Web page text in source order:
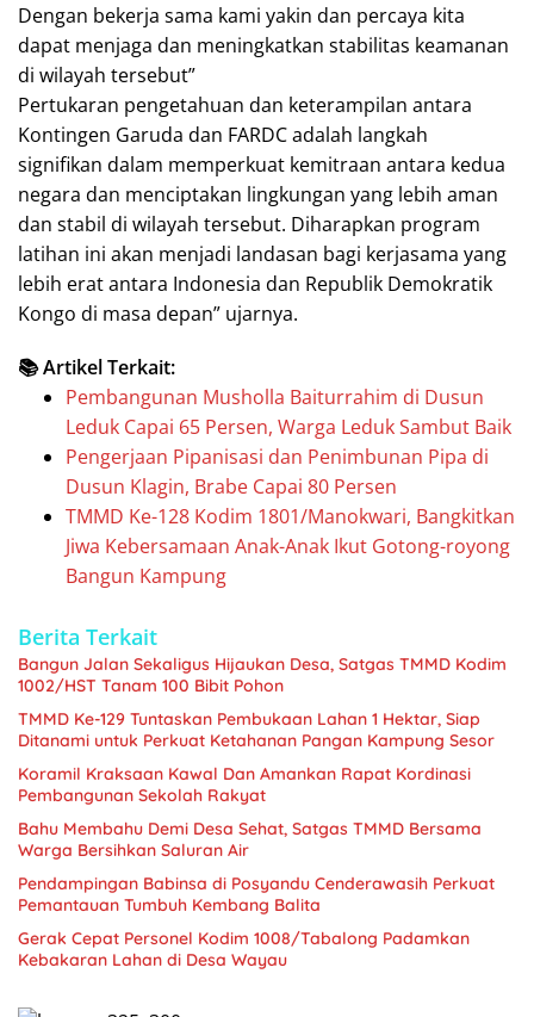
Dengan bekerja sama kami yakin dan percaya kita
dapat menjaga dan meningkatkan stabilitas keamanan
di wilayah tersebut”
Pertukaran pengetahuan dan keterampilan antara
Kontingen Garuda dan FARDC adalah langkah
signifikan dalam memperkuat kemitraan antara kedua
negara dan menciptakan lingkungan yang lebih aman
dan stabil di wilayah tersebut. Diharapkan program
latihan ini akan menjadi landasan bagi kerjasama yang
lebih erat antara Indonesia dan Republik Demokratik
Kongo di masa depan” ujarnya.
📚 Artikel Terkait:
Pembangunan Musholla Baiturrahim di Dusun
Leduk Capai 65 Persen, Warga Leduk Sambut Baik
Pengerjaan Pipanisasi dan Penimbunan Pipa di
Dusun Klagin, Brabe Capai 80 Persen
TMMD Ke-128 Kodim 1801/Manokwari, Bangkitkan
Jiwa Kebersamaan Anak-Anak Ikut Gotong-royong
Bangun Kampung
Berita Terkait
Bangun Jalan Sekaligus Hijaukan Desa, Satgas TMMD Kodim
1002/HST Tanam 100 Bibit Pohon
TMMD Ke-129 Tuntaskan Pembukaan Lahan 1 Hektar, Siap
Ditanami untuk Perkuat Ketahanan Pangan Kampung Sesor
Koramil Kraksaan Kawal Dan Amankan Rapat Kordinasi
Pembangunan Sekolah Rakyat
Bahu Membahu Demi Desa Sehat, Satgas TMMD Bersama
Warga Bersihkan Saluran Air
Pendampingan Babinsa di Posyandu Cenderawasih Perkuat
Pemantauan Tumbuh Kembang Balita
Gerak Cepat Personel Kodim 1008/Tabalong Padamkan
Kebakaran Lahan di Desa Wayau